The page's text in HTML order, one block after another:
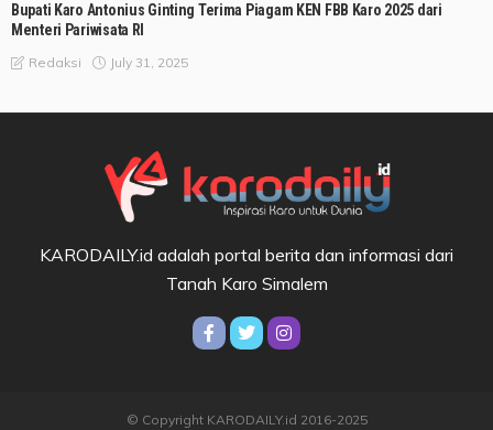
Bupati Karo Antonius Ginting Terima Piagam KEN FBB Karo 2025 dari
Menteri Pariwisata RI
Redaksi July 31, 2025
KARODAILY.id adalah portal berita dan informasi dari
Tanah Karo Simalem
© Copyright KARODAILY.id 2016-2025